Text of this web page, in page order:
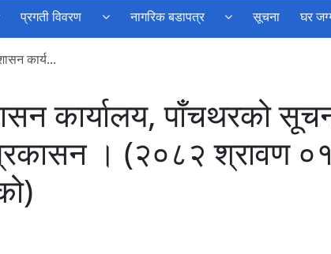
प्रगती विवरण नागरिक बडापत्र सूचना घर
कार्य...
कार्यालय, पाँचथरको
। (२०८२ श्रावण